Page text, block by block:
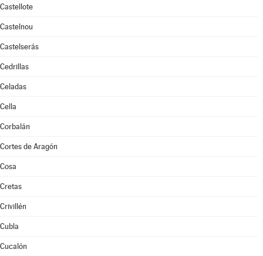
Castellote
Castelnou
Castelserás
Cedrillas
Celadas
Cella
Corbalán
Cortes de Aragón
Cosa
Cretas
Crivillén
Cubla
Cucalón